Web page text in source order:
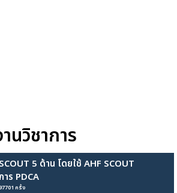
นวิชาการ
5 ด้าน โดยใช้ AHF SCOUT
ร PDCA
ครั้ง